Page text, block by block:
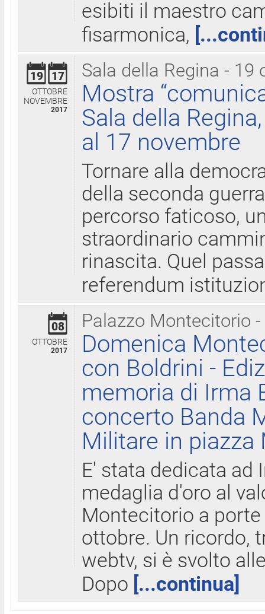
esibiti il maestro
fisarmonica,
Sala della Regina - 19
19 17
OTTOBRE
NOVEMBRE
2017
Mostra
Sala della
al 17 novembre
Tornare alla
della seconda
percorso faticoso,
straordinario
rinascita. Quel
referendum
Palazzo Montecitorio
08
OTTOBRE
2017
Domenica
con Boldrini -
memoria di Irma
concerto Banda
Militare in
E' stata dedicata ad
medaglia d'oro al
Montecitorio a
ottobre. Un ricordo,
webtv, si è svolto
Dopo [...continua]